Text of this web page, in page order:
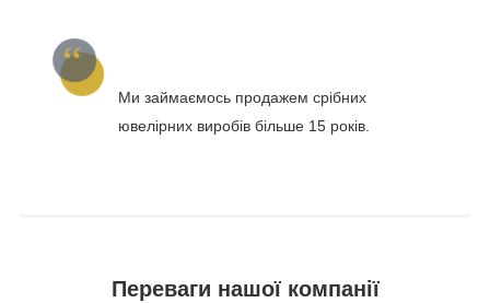
Ми займаємось продажем срібних
ювелірних виробів більше 15 років.
Переваги нашої компанії